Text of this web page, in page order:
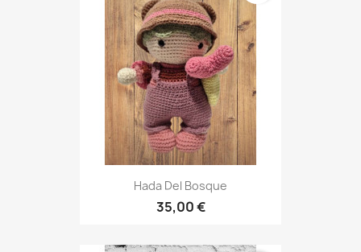
Hada Del Bosque
35,00 €